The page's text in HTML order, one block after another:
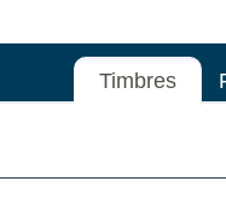
Timbres